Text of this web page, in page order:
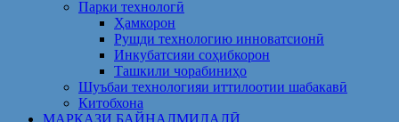
Парки технологӣ
Ҳамкорон
Рушди технологию инноватсионӣ
Инкубатсияи соҳибкорон
Ташкили чорабиниҳо
Шуъбаи технологияи иттилоотии шабакавӣ
Китобхона
МАРКАЗИ БАЙНАЛМИЛАЛӢ